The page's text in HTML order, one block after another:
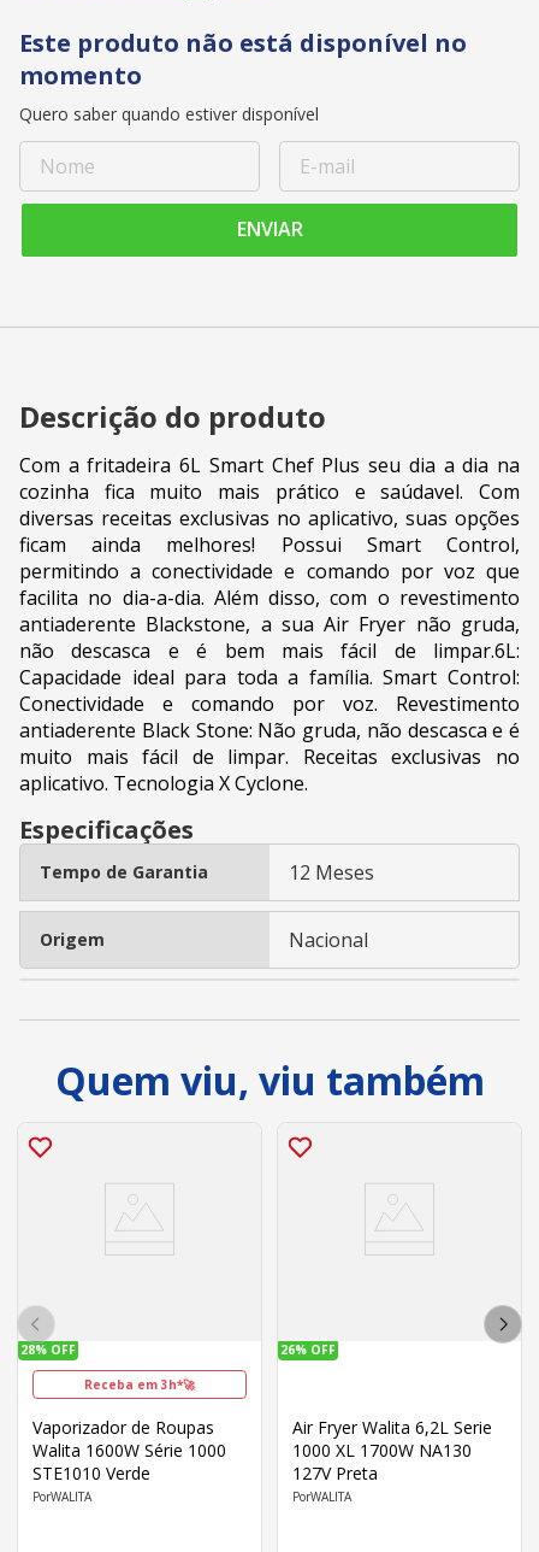
Este produto não está disponível no
momento
Quero saber quando estiver disponível
ENVIAR
Descrição do produto
Com a fritadeira 6L Smart Chef Plus seu dia a dia na
cozinha fica muito mais prático e saúdavel. Com
diversas receitas exclusivas no aplicativo, suas opções
ficam ainda melhores! Possui Smart Control,
permitindo a conectividade e comando por voz que
facilita no dia-a-dia. Além disso, com o revestimento
antiaderente Blackstone, a sua Air Fryer não gruda,
não descasca e é bem mais fácil de limpar.6L:
Capacidade ideal para toda a família. Smart Control:
Conectividade e comando por voz. Revestimento
antiaderente Black Stone: Não gruda, não descasca e é
muito mais fácil de limpar. Receitas exclusivas no
aplicativo. Tecnologia X Cyclone.
Especificações
Tempo de Garantia 12 Meses
Origem Nacional
Quem viu, viu também
28% OFF
Receba em 3h*🚀
Vaporizador de Roupas
Walita 1600W Série 1000
STE1010 Verde
WALITA
26% OFF
Air Fryer Walita 6,2L Serie
1000 XL 1700W NA130
127V Preta
WALITA